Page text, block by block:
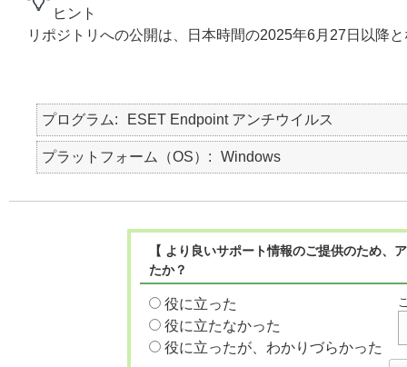
ヒント
リポジトリへの公開は、日本時間の2025年6月27日以降
プログラム ESET Endpoint アンチウイルス
プラットフォーム（OS） Windows
【 より良いサポート情報のご提供のため
たか？
役に立った
役に立たなかった
役に立ったが、わかりづらかった